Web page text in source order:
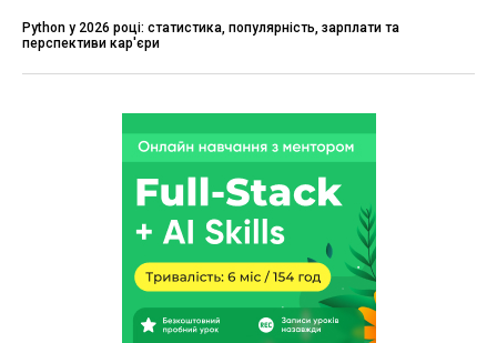
Python у 2026 році: статистика, популярність, зарплати та
перспективи кар'єри